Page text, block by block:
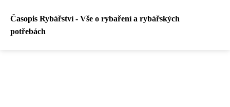
Časopis Rybářství - Vše o rybaření a rybářských
potřebách